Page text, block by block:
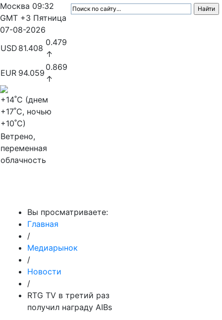
Москва 09:32
GMT +3 Пятница
07-08-2026
USD 81.408
0.479
↑
EUR 94.059
0.869
↑
+14˚C (днем
+17˚C, ночью
+10˚C)
Ветрено,
переменная
облачность
Вы просматриваете:
Главная
/
Медиарынок
/
Новости
/
RTG TV в третий раз
получил награду AIBs